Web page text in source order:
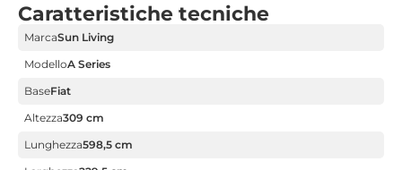
Caratteristiche tecniche
MarcaSun Living
ModelloA Series
BaseFiat
Altezza309 cm
Lunghezza598,5 cm